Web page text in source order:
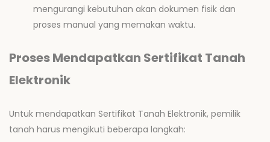
mengurangi kebutuhan akan dokumen fisik dan
proses manual yang memakan waktu.
Proses Mendapatkan Sertifikat Tanah
Elektronik
Untuk mendapatkan Sertifikat Tanah Elektronik, pemilik
tanah harus mengikuti beberapa langkah: